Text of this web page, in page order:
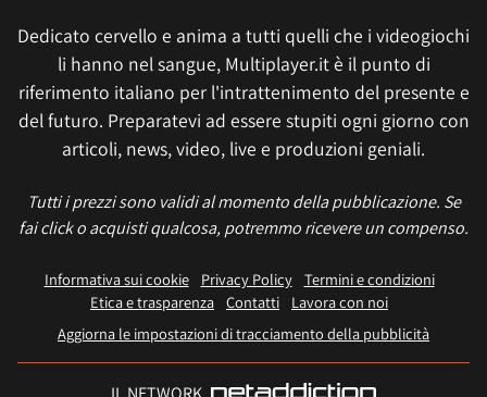
Dedicato cervello e anima a tutti quelli che i videogiochi
li hanno nel sangue, Multiplayer.it è il punto di
riferimento italiano per l'intrattenimento del presente e
del futuro. Preparatevi ad essere stupiti ogni giorno con
articoli, news, video, live e produzioni geniali.
Tutti i prezzi sono validi al momento della pubblicazione. Se
fai click o acquisti qualcosa, potremmo ricevere un compenso.
Informativa sui cookie Privacy Policy
Termini e condizioni
Etica e trasparenza Contatti
Lavora con noi
Aggiorna le impostazioni di tracciamento della pubblicità